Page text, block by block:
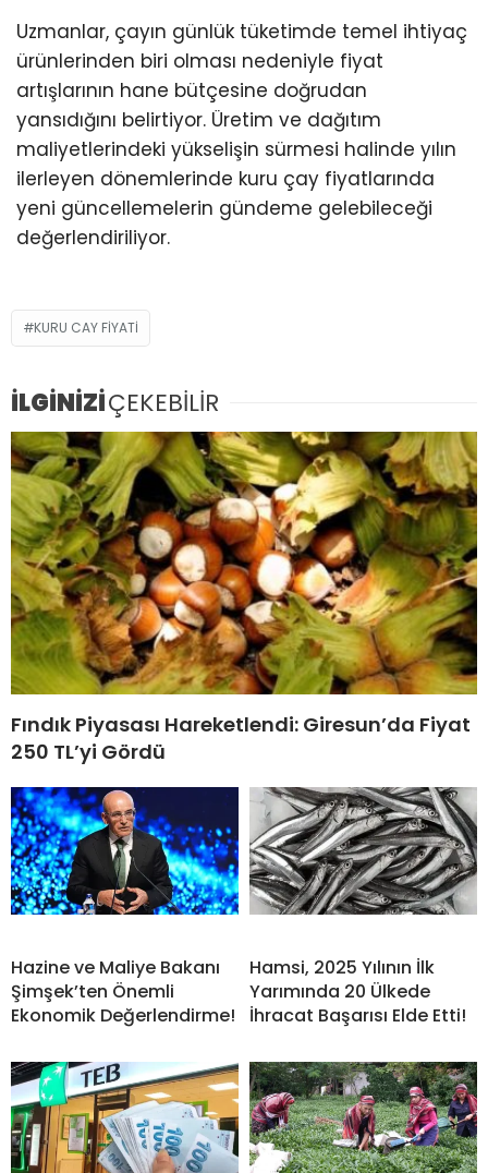
Uzmanlar, çayın günlük tüketimde temel ihtiyaç
ürünlerinden biri olması nedeniyle fiyat
artışlarının hane bütçesine doğrudan
yansıdığını belirtiyor. Üretim ve dağıtım
maliyetlerindeki yükselişin sürmesi halinde yılın
ilerleyen dönemlerinde kuru çay fiyatlarında
yeni güncellemelerin gündeme gelebileceği
değerlendiriliyor.
KURU CAY FIYATI
İLGİNİZİÇEKEBİLİR
Fındık Piyasası Hareketlendi: Giresun’da Fiyat
250 TL’yi Gördü
Hazine ve Maliye Bakanı
Şimşek’ten Önemli
Ekonomik Değerlendirme!
Hamsi, 2025 Yılının İlk
Yarımında 20 Ülkede
İhracat Başarısı Elde Etti!